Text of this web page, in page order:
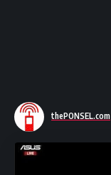
thePONSEL.com